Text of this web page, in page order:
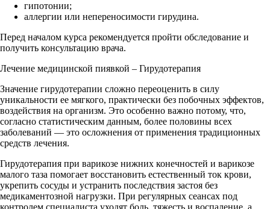
гипотонии;
аллергии или непереносимости гирудина.
Перед началом курса рекомендуется пройти обследование и
получить консультацию врача.
Лечение медицинской пиявкой – Гирудотерапия
Значение гирудотерапии сложно переоценить в силу
уникальности ее мягкого, практически без побочных эффектов,
воздействия на организм. Это особенно важно потому, что,
согласно статистическим данным, более половины всех
заболеваний — это осложнения от применения традиционных
средств лечения.
Гирудотерапия при варикозе нижних конечностей и варикозе
малого таза помогает восстановить естественный ток крови,
укрепить сосуды и устранить последствия застоя без
медикаментозной нагрузки. При регулярных сеансах под
контролем специалиста уходят боль, тяжесть и воспаление, а